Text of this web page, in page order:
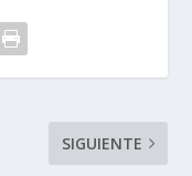
SIGUIENTE